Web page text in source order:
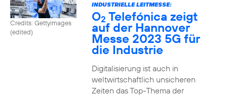
Credits: Gettyimages
(edited)
INDUSTRIELLE LEITMESSE:
O2 Telefónica zeigt
auf der Hannover
Messe 2023 5G für
die Industrie
Digitalisierung ist auch in
weltwirtschaftlich unsicheren
Zeiten das Top-Thema der